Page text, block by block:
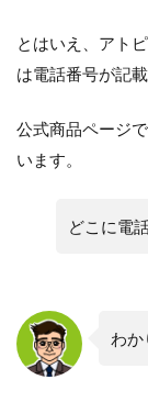
とはいえ、アト
は電話番号が記
公式商品ページ
います。
どこに電
わか